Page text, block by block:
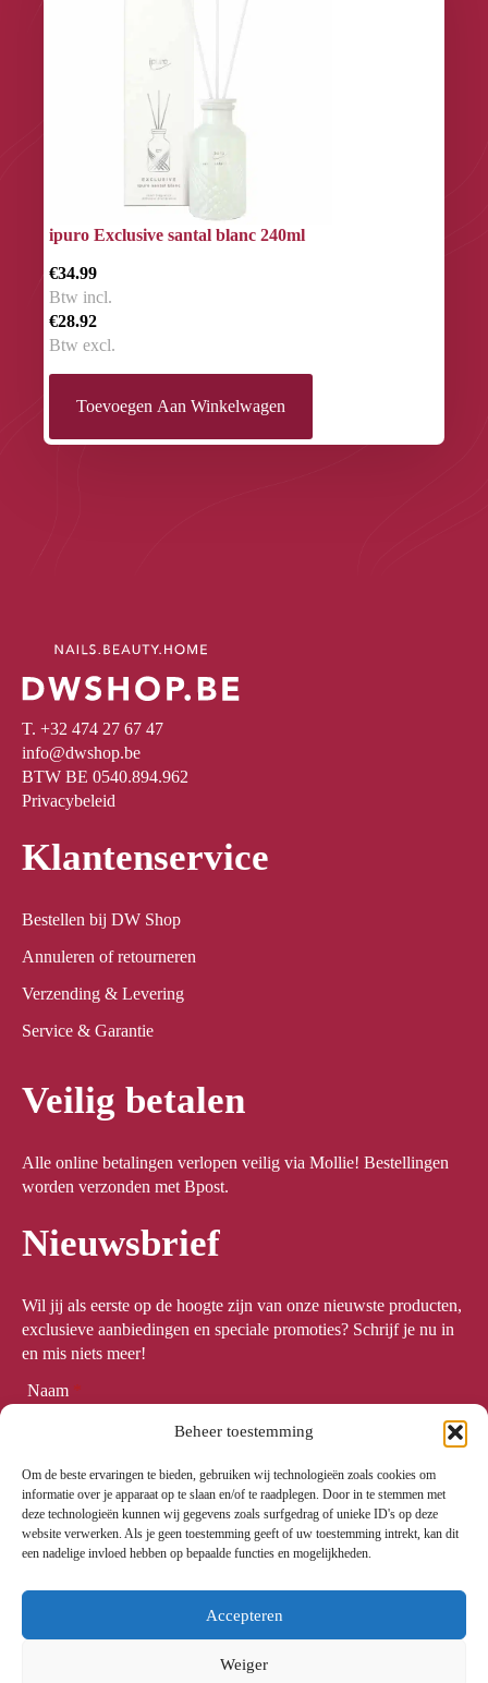
Beheer toestemming
Om de beste ervaringen te bieden, gebruiken wij technologieën zoals cookies om
informatie over je apparaat op te slaan en/of te raadplegen. Door in te stemmen met
deze technologieën kunnen wij gegevens zoals surfgedrag of unieke ID's op deze
website verwerken. Als je geen toestemming geeft of uw toestemming intrekt, kan dit
een nadelige invloed hebben op bepaalde functies en mogelijkheden.
Accepteren
Weiger
ipuro Exclusive santal blanc 240ml
€34.99
Btw incl.
€28.92
Btw excl.
Toevoegen Aan Winkelwagen
T. +32 474 27 67 47
info@dwshop.be
BTW BE 0540.894.962
Privacybeleid
Klantenservice
Bestellen bij DW Shop
Annuleren of retourneren
Verzending & Levering
Service & Garantie
Veilig betalen
Alle online betalingen verlopen veilig via Mollie! Bestellingen
worden verzonden met Bpost.
Nieuwsbrief
Wil jij als eerste op de hoogte zijn van onze nieuwste producten,
exclusieve aanbiedingen en speciale promoties? Schrijf je nu in
en mis niets meer!
Naam *
Email *
Meld me aan